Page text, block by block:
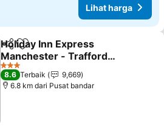
Lihat harga
KongsiTambah ke favorit
Holiday Inn Express
Manchester - Trafford
City By Ihg
Lihat harga
3 Bintang
8.6 Terbaik
9,669
6.8 km dari Pusat bandar